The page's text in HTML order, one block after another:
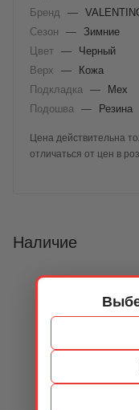
Бренд
—
Сезон
— Зимние
Цвет —
Черный
Верх
—
Кожа
Подкладка
—
Мех
Подошва
— Резина
Цена действительна
отличаться от цен в
Наличие